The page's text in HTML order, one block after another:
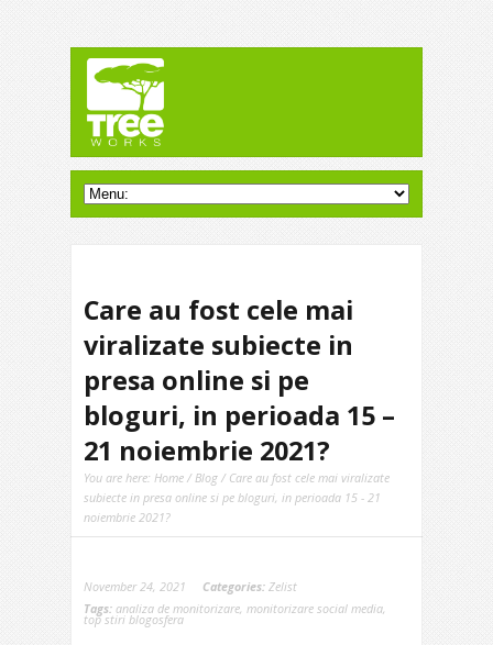
Care au fost cele mai
viralizate subiecte in
presa online si pe
bloguri, in perioada 15 –
21 noiembrie 2021?
You are here: Home /Blog / Care au fost cele mai viralizate
subiecte in presa online si pe bloguri, in perioada 15 - 21
noiembrie 2021?
November 24, 2021 Categories: Zelist
Tags: analiza de monitorizare, monitorizare social media,
top stiri blogosfera